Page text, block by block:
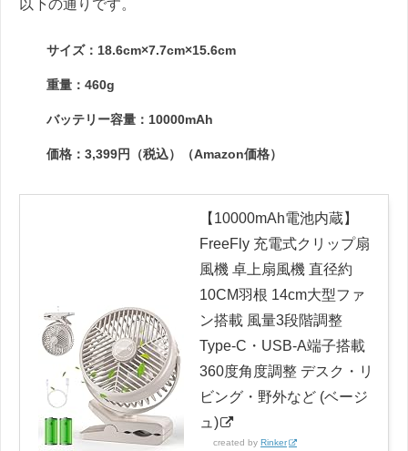
以下の通りです。
サイズ：18.6cm×7.7cm×15.6cm
重量：460g
バッテリー容量：10000mAh
価格：3,399円（税込）（Amazon価格）
【10000mAh電池内蔵】
FreeFly 充電式クリップ扇
風機 卓上扇風機 直径約
10CM羽根 14cm大型ファ
ン搭載 風量3段階調整
Type-C・USB-A端子搭載
360度角度調整 デスク・リ
ビング・野外など (ベージ
ュ)
created by Rinker